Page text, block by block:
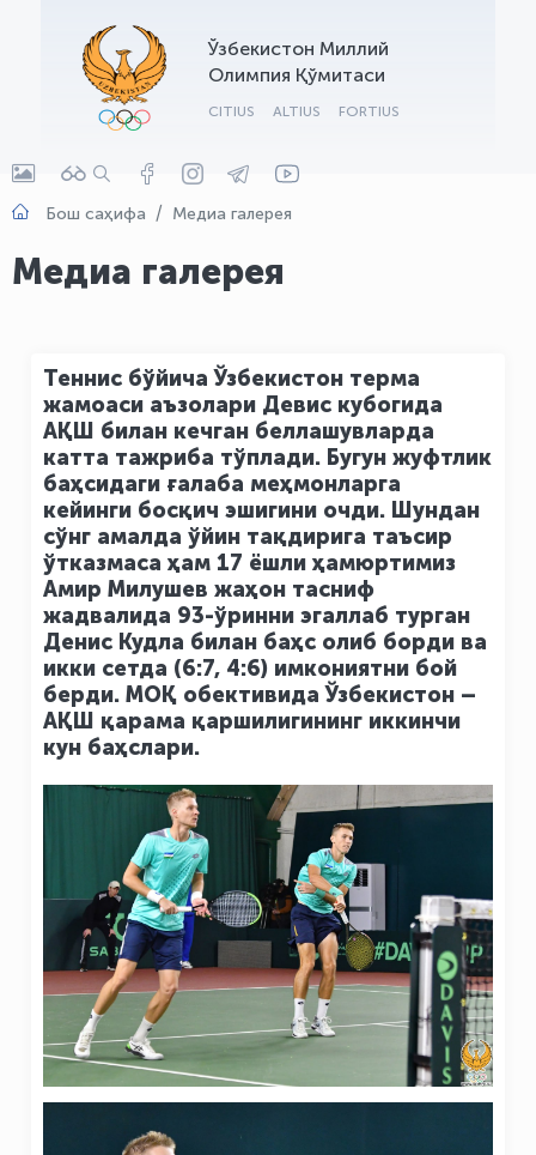
Ўзбекистон Миллий
Олимпия Қўмитаси
CITIUS ALTIUS FORTIUS
Бош саҳифа Медиа галерея
Медиа галерея
Теннис бўйича Ўзбекистон терма
жамоаси аъзолари Девис кубогида
АҚШ билан кечган беллашувларда
катта тажриба тўплади. Бугун жуфтлик
баҳсидаги ғалаба меҳмонларга
кейинги босқич эшигини очди. Шундан
сўнг амалда ўйин тақдирига таъсир
ўтказмаса ҳам 17 ёшли ҳамюртимиз
Амир Милушев жаҳон тасниф
жадвалида 93-ўринни эгаллаб турган
Денис Кудла билан баҳс олиб борди ва
икки сетда (6:7, 4:6) имкониятни бой
берди. МОҚ обективида Ўзбекистон –
АҚШ қарама қаршилигининг иккинчи
кун баҳслари.
OLYMPCHIK AI - yordamchi
Онлайн · olympic.uz